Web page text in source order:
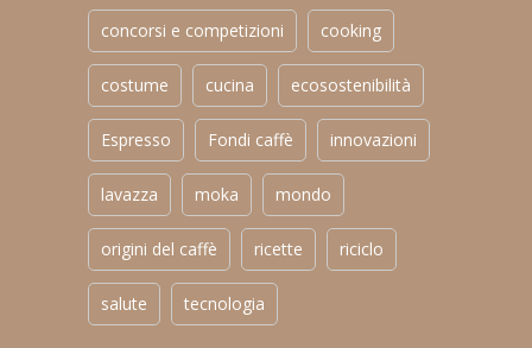
concorsi e competizioni cooking
costume cucina ecosostenibilità
Espresso Fondi caffè innovazioni
lavazza moka mondo
origini del caffè ricette riciclo
salute tecnologia